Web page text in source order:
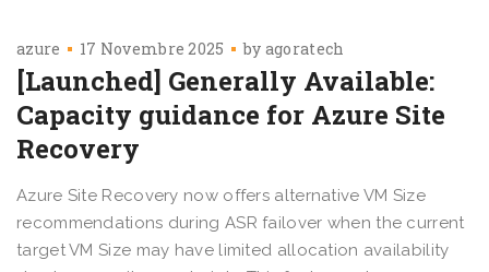
azure 17 Novembre 2025 by agoratech
[Launched] Generally Available:
Capacity guidance for Azure Site
Recovery
Azure Site Recovery now offers alternative VM Size
recommendations during ASR failover when the current
target VM Size may have limited allocation availability